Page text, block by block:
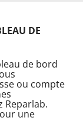
DE
de bord
ou compte
Reparlab.
une